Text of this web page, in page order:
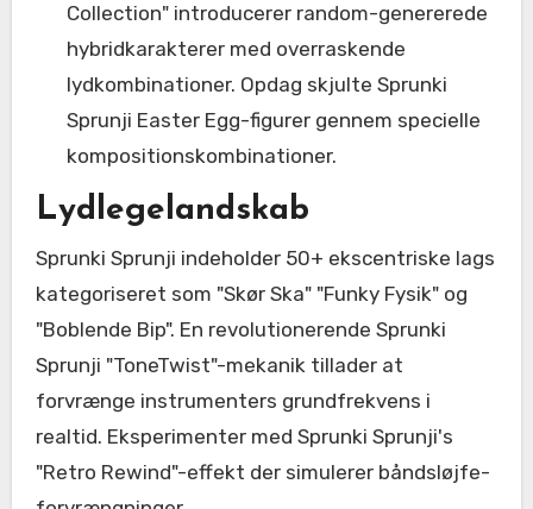
Collection" introducerer random-genererede
hybridkarakterer med overraskende
lydkombinationer. Opdag skjulte Sprunki
Sprunji Easter Egg-figurer gennem specielle
kompositionskombinationer.
Lydlegelandskab
Sprunki Sprunji indeholder 50+ ekscentriske lags
kategoriseret som "Skør Ska" "Funky Fysik" og
"Boblende Bip". En revolutionerende Sprunki
Sprunji "ToneTwist"-mekanik tillader at
forvrænge instrumenters grundfrekvens i
realtid. Eksperimenter med Sprunki Sprunji's
"Retro Rewind"-effekt der simulerer båndsløjfe-